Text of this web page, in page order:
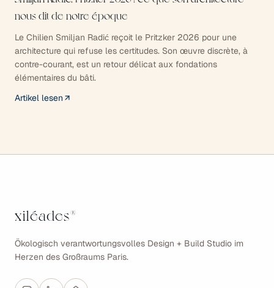
nous dit de notre époque
Le Chilien Smiljan Radić reçoit le Pritzker 2026 pour une
architecture qui refuse les certitudes. Son œuvre discrète, à
contre-courant, est un retour délicat aux fondations
élémentaires du bâti.
Artikel lesen
xiléades ®
Ökologisch verantwortungsvolles Design + Build Studio im
Herzen des Großraums Paris.